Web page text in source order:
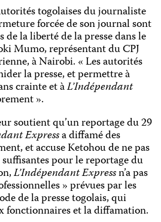
togolaises du journaliste
forcée de son journal sont
la liberté de la presse dans le
Mumo, représentant du CPJ
à Nairobi. « Les autorités
la presse, et permettre à
crainte et àL’Indépendant
».
soutient qu’un reportage du 29
Expressa diffamé des
et accuse Ketohou de ne pas
pour le reportage du
L’Indépendant Expressn’a pas
» prévues par les
de la presse togolais, qui
fonctionnaires et la diffamation.